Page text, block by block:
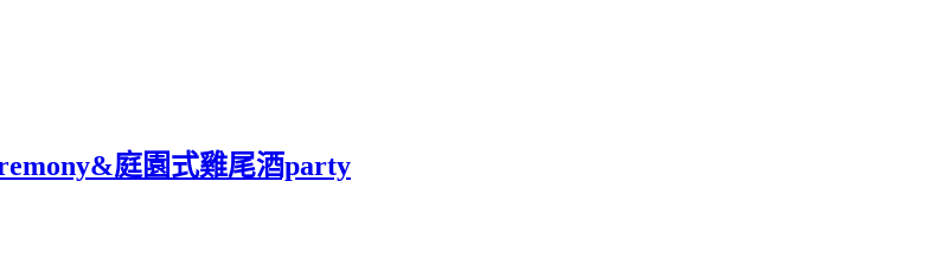
庭園式雞尾酒party